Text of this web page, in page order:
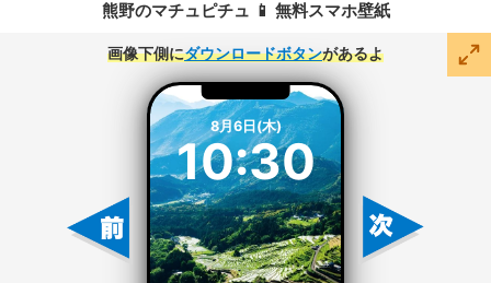
熊野のマチュピチュ 📱 無料スマホ壁紙
画像下側にダウンロードボタンがあるよ
8月6日(木)
10:30